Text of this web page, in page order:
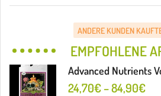
ANDERE KUNDEN
EMPFOHLENE
Advanced Nutrients
24,70€–84,90€